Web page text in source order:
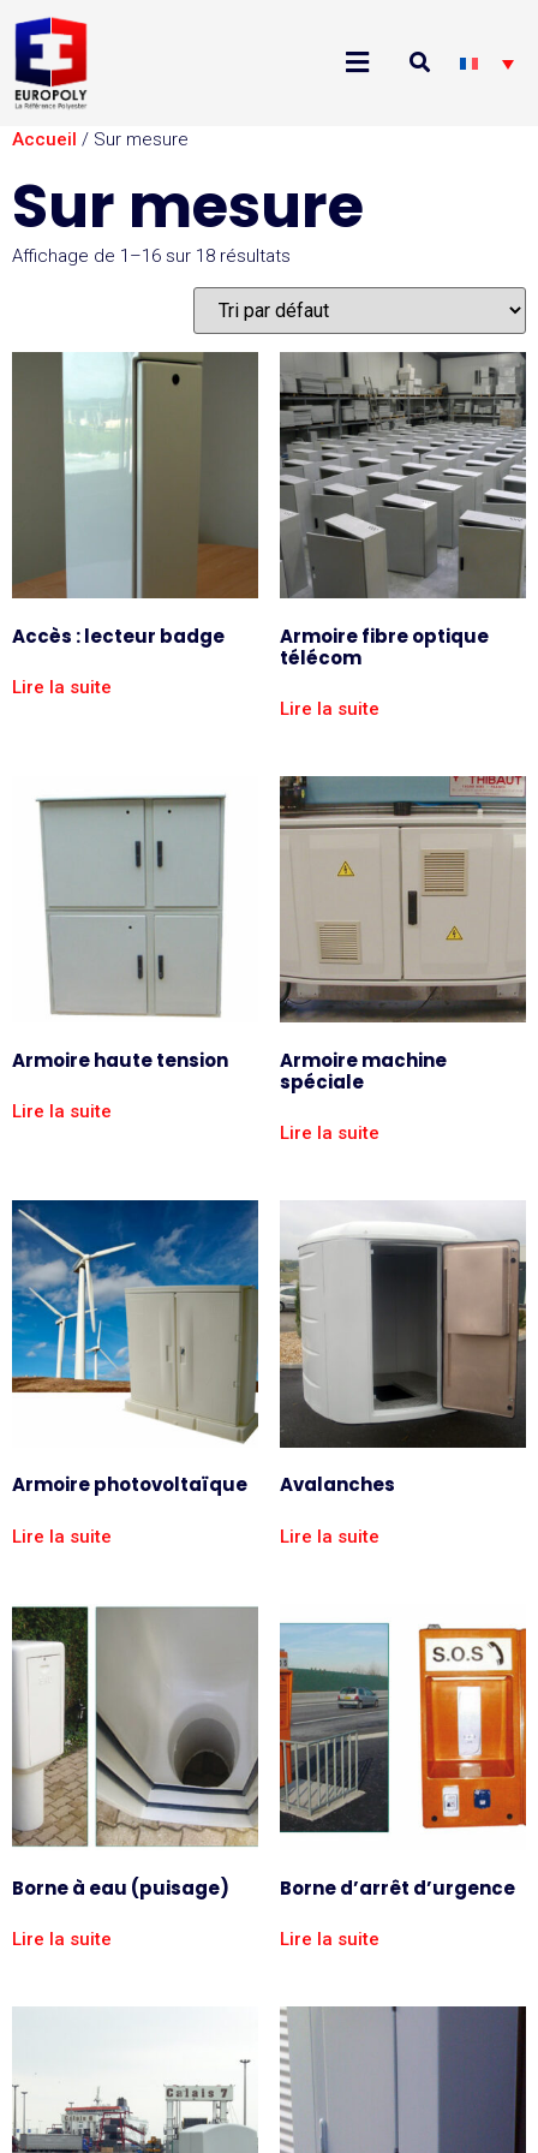
Accueil / Sur mesure
Sur mesure
Affichage de 1–16 sur 18 résultats
Accès : lecteur badge
Lire la suite
Armoire fibre optique
télécom
Lire la suite
Armoire haute tension
Lire la suite
Armoire machine
spéciale
Lire la suite
Armoire photovoltaïque
Lire la suite
Avalanches
Lire la suite
Borne à eau (puisage)
Lire la suite
Borne d’arrêt d’urgence
Lire la suite